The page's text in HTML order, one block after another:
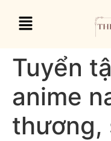
Tuyển
anime
thương,